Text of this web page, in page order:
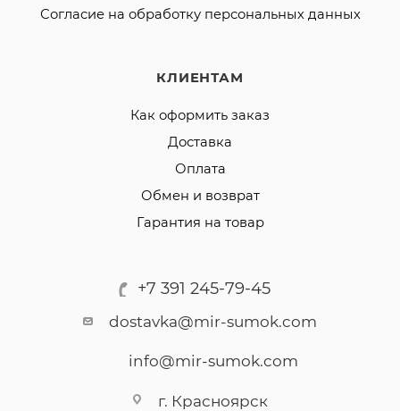
Согласие на обработку персональных данных
КЛИЕНТАМ
Как оформить заказ
Доставка
Оплата
Обмен и возврат
Гарантия на товар
+7 391 245-79-45
dostavka@mir-sumok.com
info@mir-sumok.com
г. Красноярск